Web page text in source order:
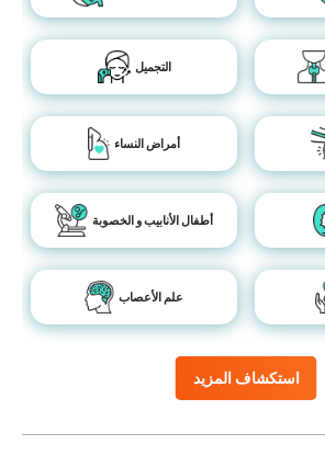
استكشاف المزيد
التجميل
أمراض النساء
أطفال الأنابيب و الخصوبة
علم الأعصاب